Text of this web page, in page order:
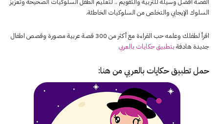
السلوك الإيجابي والتخلص من السلوكيات الخاطئة.
اقرأ لطفلك وعلمه حب القراءة مع أكثر من 300 قصة عربية مصورة وقصص اطفال
جديدة هادفة بتطبيق حكايات بالعربي
حمل تطبيقحكايات بالعربي من هنا: